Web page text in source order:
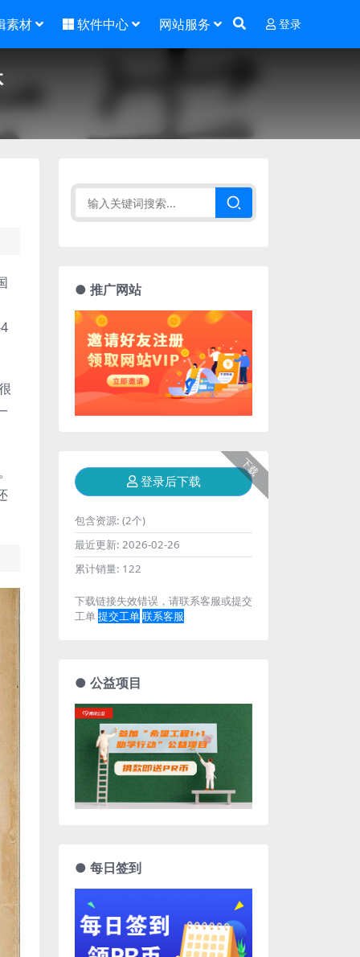
素材 软件中心 网站服务 登录
● 推广网站
下载
登录后下载
包含资源: (2个)
最近更新: 2026-02-26
累计销量: 122
下载链接失效错误，请联系客服或提交
工单提交工单联系客服
● 公益项目
● 每日签到